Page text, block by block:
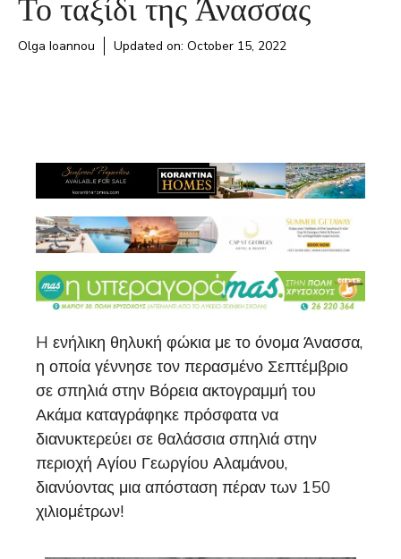
Olga Ioannou Updated on: October 15, 2022
H ενήλικη θηλυκή φώκια με το όνομα Άνασσα,
η οποία γέννησε τον περασμένο Σεπτέμβριο
σε σπηλιά στην Βόρεια ακτογραμμή του
Ακάμα καταγράφηκε πρόσφατα να
διανυκτερεύει σε θαλάσσια σπηλιά στην
περιοχή Αγίου Γεωργίου Αλαμάνου,
διανύοντας μια απόσταση πέραν των 150
χιλιομέτρων!